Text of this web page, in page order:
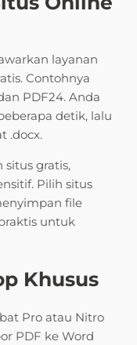
layanan
Contohnya
PDF24. Anda
detik, lalu
.docx.
gratis,
Pilih situs
file
untuk
Khusus
Pro atau Nitro
PDF ke Word